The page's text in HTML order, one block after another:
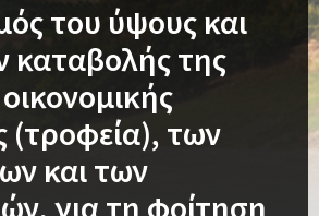
του ύψους και
καταβολής της
(τροφεία), των
και των
για τη φοίτηση